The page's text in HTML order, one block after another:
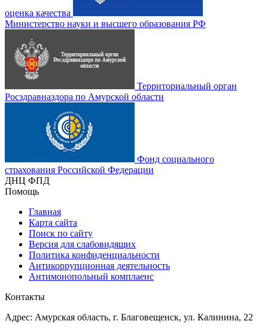
оценка качества
Министерство науки и высшего образования РФ
Территориальный орган
Росздравназдора по Амурской области
Фонд социального
страхования Российской Федерации
ДНЦ ФПД
Помощь
Главная
Карта сайта
Поиск по сайту
Версия для слабовидящих
Политика конфиденциальности
Антикоррупционная деятельность
Антимонопольный комплаенс
Контакты
Адрес: Амурская область, г. Благовещенск, ул. Калинина, 22